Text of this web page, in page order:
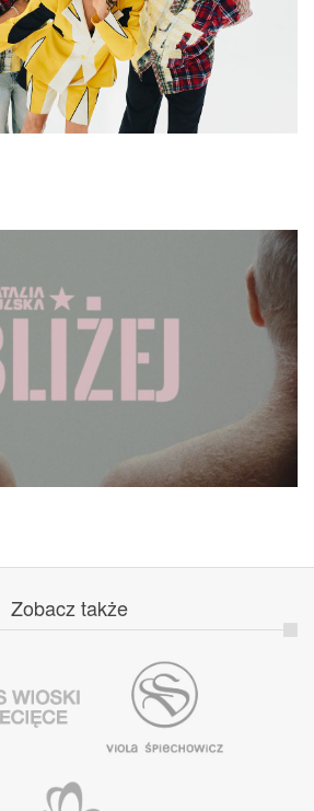
Zobacztakże